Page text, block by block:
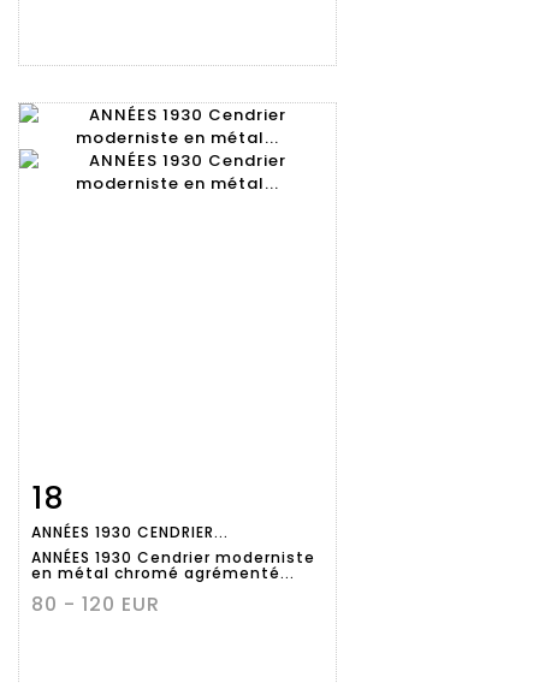
détaillée
18
ANNÉES 1930 CENDRIER...
ANNÉES 1930 Cendrier moderniste
en métal chromé agrémenté...
80 - 120 EUR